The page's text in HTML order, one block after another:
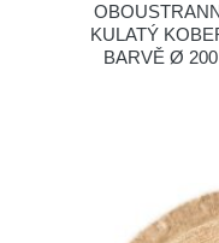
KULATÝ
BARVĚ Ø